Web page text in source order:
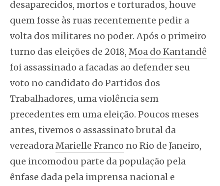
desaparecidos, mortos e torturados, houve
quem fosse às ruas recentemente pedir a
volta dos militares no poder. Após o primeiro
turno das eleições de 2018, Moa do Kantandê
foi assassinado a facadas ao defender seu
voto no candidato do Partidos dos
Trabalhadores, uma violência sem
precedentes em uma eleição. Poucos meses
antes, tivemos o assassinato brutal da
vereadoraMarielle Franco no Rio de Janeiro,
que incomodou parte da população pela
ênfase dada pela imprensa nacional e